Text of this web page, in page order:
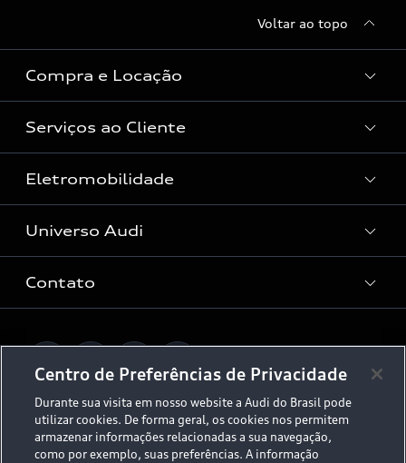
Voltar ao topo
Compra e Locação
Condições Audi
Vendas Corporativas
Audi Approved :plus
Serviços ao Cliente
Manutenção e Reparos
Serviços de Proteção
Rede de Concessionária
Eletromobilidade
Universo da mobilidade elétrica
Dúvidas de eletrificação
App e-tron
Planejamento de recarga
Universo Audi
Audi no Brasil
Audi Driving Experience
ESG
Contato
Fale Conosco
Trabalhe Conosco
Canais de Denúncia
Programa de compliance
© 2026 AUDI AG. All Rights Reserved.
Centro de Preferências de Privacidade
Durante sua visita em nosso website a Audi do Brasil pode
utilizar cookies. De forma geral, os cookies nos permitem
armazenar informações relacionadas a sua navegação,
como por exemplo, suas preferências. A informação